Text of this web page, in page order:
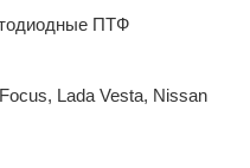
ПТФ
Lada Vesta, Nissan